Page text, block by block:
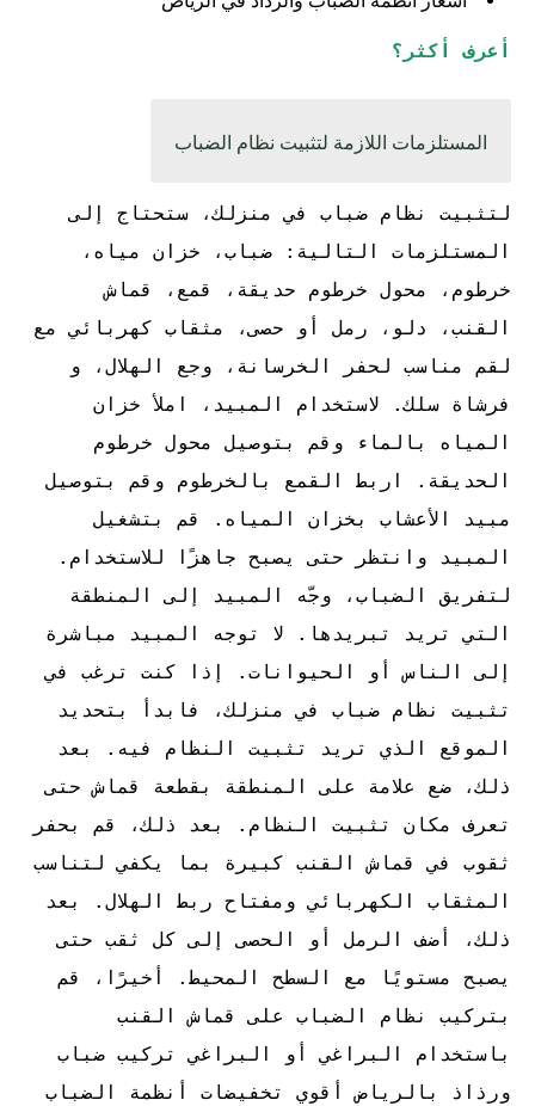
أعرف أكثر؟
المستلزمات اللازمة لتثبيت نظام الضباب
لتثبيت نظام ضباب في منزلك، ستحتاج إلى
المستلزمات التالية: ضباب، خزان مياه،
خرطوم، محول خرطوم حديقة، قمع، قماش
القنب، دلو، رمل أو حصى، مثقاب كهربائي مع
لقم مناسب لحفر الخرسانة، وجع الهلال، و
فرشاة سلك. لاستخدام المبيد، املأ خزان
المياه بالماء وقم بتوصيل محول خرطوم
الحديقة. اربط القمع بالخرطوم وقم بتوصيل
مبيد الأعشاب بخزان المياه. قم بتشغيل
المبيد وانتظر حتى يصبح جاهزًا للاستخدام.
لتفريق الضباب، وجّه المبيد إلى المنطقة
التي تريد تبريدها. لا توجه المبيد مباشرة
إلى الناس أو الحيوانات. إذا كنت ترغب في
تثبيت نظام ضباب في منزلك، فابدأ بتحديد
الموقع الذي تريد تثبيت النظام فيه. بعد
ذلك، ضع علامة على المنطقة بقطعة قماش حتى
تعرف مكان تثبيت النظام. بعد ذلك، قم بحفر
ثقوب في قماش القنب كبيرة بما يكفي لتناسب
المثقاب الكهربائي ومفتاح ربط الهلال. بعد
ذلك، أضف الرمل أو الحصى إلى كل ثقب حتى
يصبح مستويًا مع السطح المحيط. أخيرًا، قم
بتركيب نظام الضباب على قماش القنب
باستخدام البراغي أو البراغي
تركيب ضباب
ورذاذ بالرياض أقوي تخفيضات أنظمة الضباب